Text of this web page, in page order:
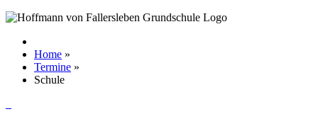
Home »
Termine »
Schule